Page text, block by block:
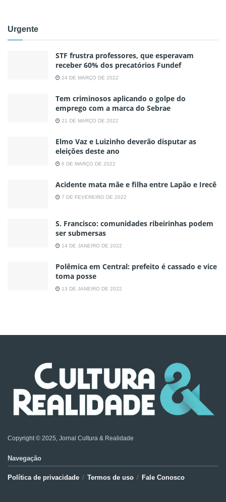
Urgente
STF frustra professores, que esperavam
receber 60% dos precatórios Fundef
24 DE MARÇO DE 2022
Tem criminosos aplicando o golpe do
emprego com a marca do Sebrae
21 DE MARÇO DE 2022
Elmo Vaz e Luizinho deverão disputar as
eleições deste ano
6 DE MARÇO DE 2022
Acidente mata mãe e filha entre Lapão e Irecê
7 DE FEVEREIRO DE 2022
S. Francisco: comunidades ribeirinhas podem
ser submersas
14 DE JANEIRO DE 2022
Polêmica em Central: prefeito é cassado e vice
toma posse
13 DE JANEIRO DE 2022
Copyright © 2025, Jornal Cultura & Realidade
Navegação
Política de privacidade Termos de uso Fale Conosco